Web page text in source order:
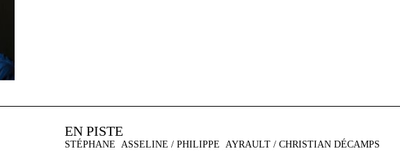
EN PISTE
STÉPHANE ASSELINE / PHILIPPE AYRAULT / CHRISTIAN DÉCAMPS